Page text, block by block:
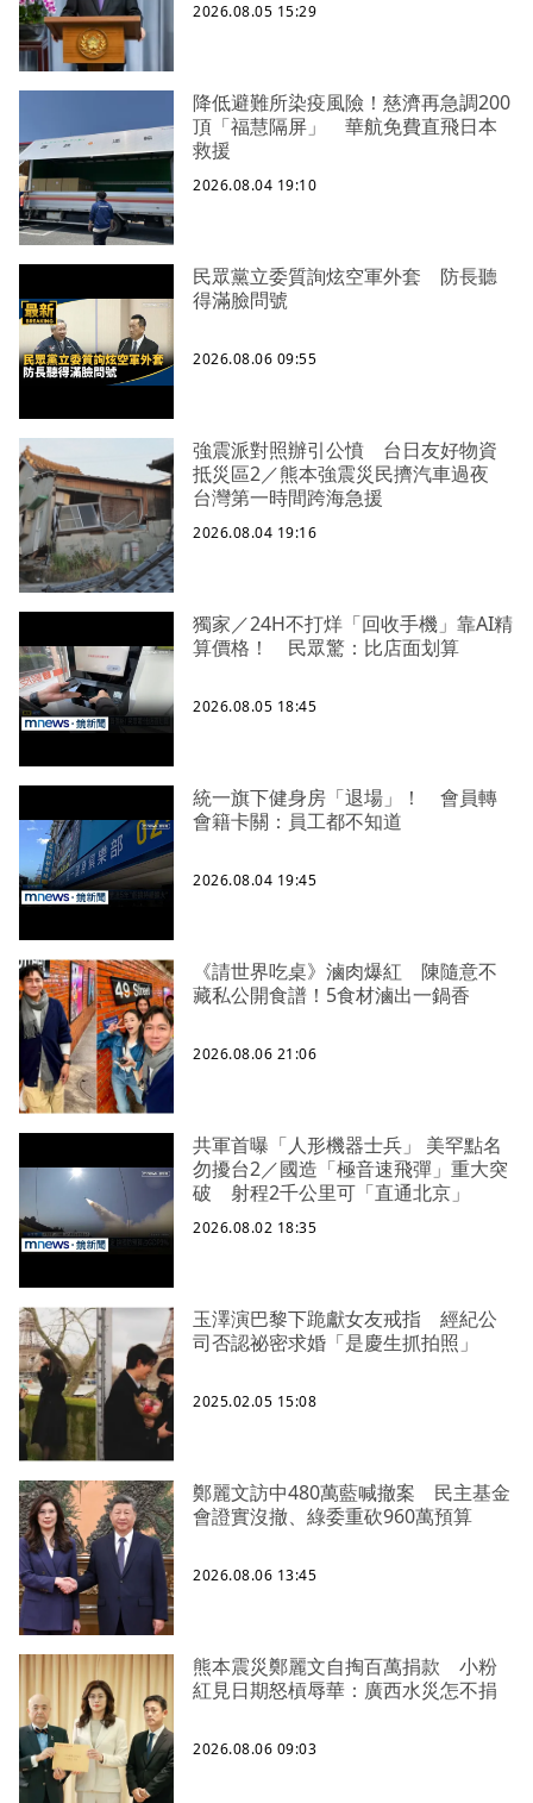
2026.08.05 15:29
降低避難所染疫風險！慈濟再急調200
頂「福慧隔屏」 華航免費直飛日本
救援
2026.08.04 19:10
民眾黨立委質詢炫空軍外套 防長聽
得滿臉問號
2026.08.06 09:55
強震派對照辦引公憤 台日友好物資
抵災區2／熊本強震災民擠汽車過夜
台灣第一時間跨海急援
2026.08.04 19:16
獨家／24H不打烊「回收手機」靠AI精
算價格！ 民眾驚：比店面划算
2026.08.05 18:45
統一旗下健身房「退場」！ 會員轉
會籍卡關：員工都不知道
2026.08.04 19:45
《請世界吃桌》滷肉爆紅 陳隨意不
藏私公開食譜！5食材滷出一鍋香
2026.08.06 21:06
共軍首曝「人形機器士兵」 美罕點名
勿擾台2／國造「極音速飛彈」重大突
破 射程2千公里可「直通北京」
2026.08.02 18:35
玉澤演巴黎下跪獻女友戒指 經紀公
司否認祕密求婚「是慶生抓拍照」
2025.02.05 15:08
鄭麗文訪中480萬藍喊撤案 民主基金
會證實沒撤、綠委重砍960萬預算
2026.08.06 13:45
熊本震災鄭麗文自掏百萬捐款 小粉
紅見日期怒槓辱華：廣西水災怎不捐
2026.08.06 09:03